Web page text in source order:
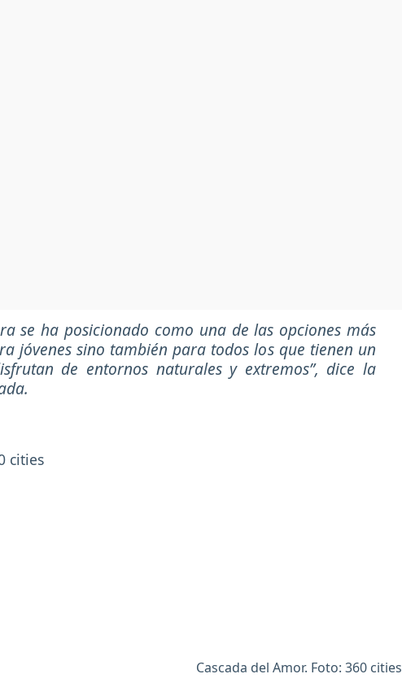
se ha posicionado como una de las opciones más
jóvenes sino también para todos los que tienen un
de entornos naturales y extremos”, dice la
Cascada del Amor. Foto: 360 cities